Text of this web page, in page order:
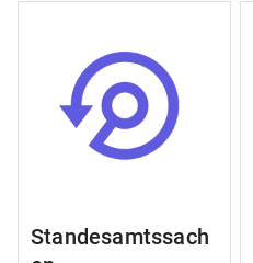
Standesamtssach